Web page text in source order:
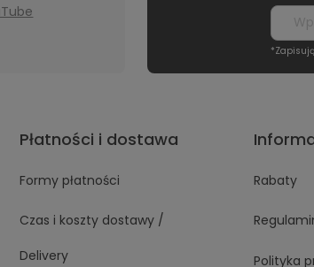
Płatności i dostawa
Formy płatności
Czas i koszty dostawy /
Delivery
Rabaty
Polityka